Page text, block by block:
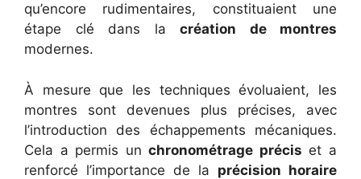
qu’encore rudimentaires, constituaient une
étape clé dans la création de montres
modernes.
À mesure que les techniques évoluaient, les
montres sont devenues plus précises, avec
l’introduction des échappements mécaniques.
Cela a permis unchronométrage précis et a
renforcé l’importance de la précision horaire